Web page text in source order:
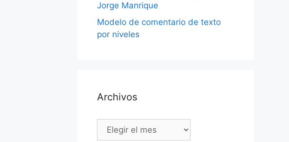
Jorge Manrique
Modelo de comentario de texto
por niveles
Archivos
Archivos